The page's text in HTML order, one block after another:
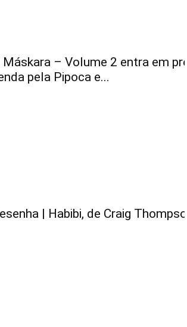
Máskara – Volume 2 entra em pré-
pela Pipoca e...
| Habibi, de Craig Thompson